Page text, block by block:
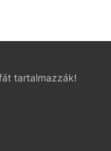
tartalmazzák!